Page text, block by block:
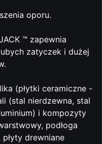
oporu.
™ zapewnia
zatyczek i dużej
(płytki ceramiczne -
(stal nierdzewna, stal
i kompozyty
podłoga
drewniane